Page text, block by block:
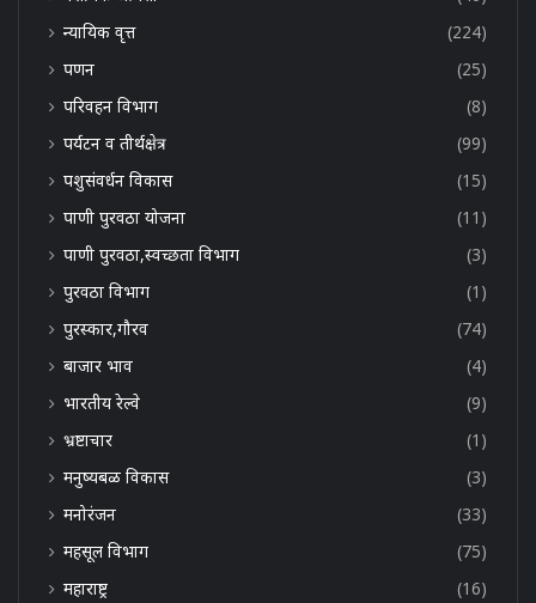
न्यायिक वृत्त
(224)
पणन
(25)
परिवहन विभाग
(8)
पर्यटन व तीर्थक्षेत्र
(99)
पशुसंवर्धन विकास
(15)
पाणी पुरवठा योजना
(11)
पाणी पुरवठा,स्वच्छता विभाग
(3)
पुरवठा विभाग
(1)
पुरस्कार,गौरव
(74)
बाजार भाव
(4)
भारतीय रेल्वे
(9)
भ्रष्टाचार
(1)
मनुष्यबळ विकास
(3)
मनोरंजन
(33)
महसूल विभाग
(75)
महाराष्ट्र
(16)